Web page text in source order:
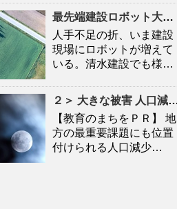
最先端建設ロボット大集合
人手不足の折、いま建設
現場にロボットが増えて
いる。清水建設でも様…
２＞ 大きな被害 人口 減に拍車 「教育のまち」で移住促進｜特集 – 苫小牧民報
【教育のまちをＰＲ】 地
方の最重要課題にも位置
付けられる人口減少…